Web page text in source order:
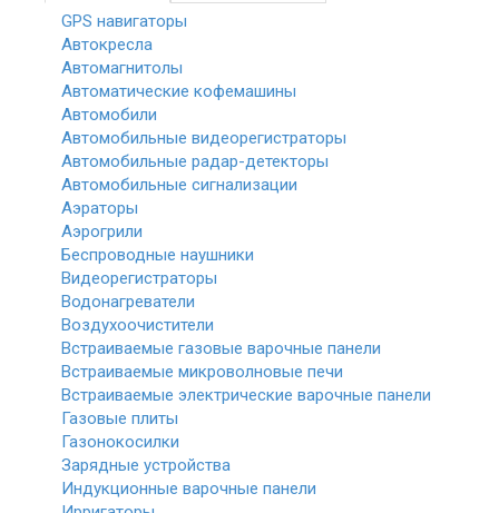
GPS навигаторы
Автокресла
Автомагнитолы
Автоматические кофемашины
Автомобили
Автомобильные видеорегистраторы
Автомобильные радар-детекторы
Автомобильные сигнализации
Аэраторы
Аэрогрили
Беспроводные наушники
Видеорегистраторы
Водонагреватели
Воздухоочистители
Встраиваемые газовые варочные панели
Встраиваемые микроволновые печи
Встраиваемые электрические варочные панели
Газовые плиты
Газонокосилки
Зарядные устройства
Индукционные варочные панели